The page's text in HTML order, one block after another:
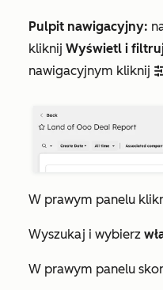
Pulpit nawigacyjny:
kliknij Wyświetl i
nawigacyjnym kliknij
W prawym panelu
Wyszukaj i wybierz
W prawym panelu